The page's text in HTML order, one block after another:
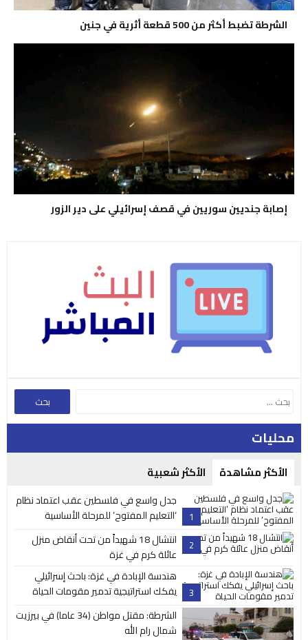
الشرطة تضبط أكثر من 500 قطعة أثرية في جنين
إصابة جنديين سوريين في قصف إسرائيلي على دير الزور
محليات
الأكثر مشاهدة الأكثر شعبية
1
جدل واسع في فلسطين عقب اعتماد نظام
‘التعليم المفتوح’ للمرحلة الأساسية
2
انتشال 18 شهيداً من تحت أنقاض منزل
عائلة كرم في غزة
3
هندسة الإبادة في غزة: باحث إسرائيلي
يفكك استراتيجية تدمير مقومات الحياة
الشرطة: مقتل مواطن (34 عاما) في بيرزيت
شمال رام الله